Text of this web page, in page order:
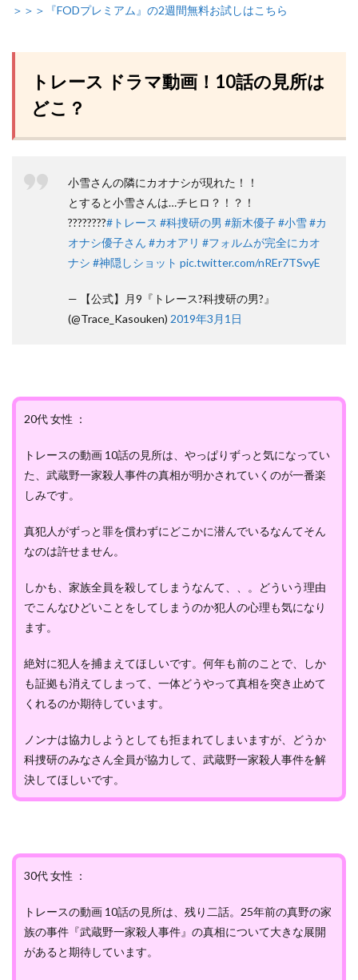
＞＞＞『FODプレミアム』の2週間無料お試しはこちら
トレース ドラマ動画！10話の見所は
どこ？
小雪さんの隣にカオナシが現れた！！
とすると小雪さんは…チヒロ？！？！
????????#トレース #科捜研の男 #新木優子#小雪#カ
オナシ優子さん #カオアリ #フォルムが完全にカオ
ナシ #神隠しショット pic.twitter.com/nREr7TSvyE
— 【公式】月9『トレース?科捜研の男?』
(@Trace_Kasouken) 2019年3月1日
20代 女性 ：
トレースの動画 10話の見所は、やっぱりずっと気になってい
た、武蔵野一家殺人事件の真相が明かされていくのが一番楽
しみです。
真犯人がずっと罪を償わずにどこかに潜んでいるなんてそん
なのは許せません。
しかも、家族全員を殺してしまうなんて、、。どういう理由
でこんなひどいことをしてしまうのか犯人の心理も気になり
ます。
絶対に犯人を捕まえてほしいです。何年も前のことで、しか
も証拠も消えてしまって、一体どうやって真相を突き止めて
くれるのか期待しています。
ノンナは協力しようとしても拒まれてしまいますが、どうか
科捜研のみなさん全員が協力して、武蔵野一家殺人事件を解
決してほしいです。
30代 女性 ：
トレースの動画 10話の見所は、残り二話。25年前の真野の家
族の事件『武蔵野一家殺人事件』の真相について大きな展開
があると期待しています。